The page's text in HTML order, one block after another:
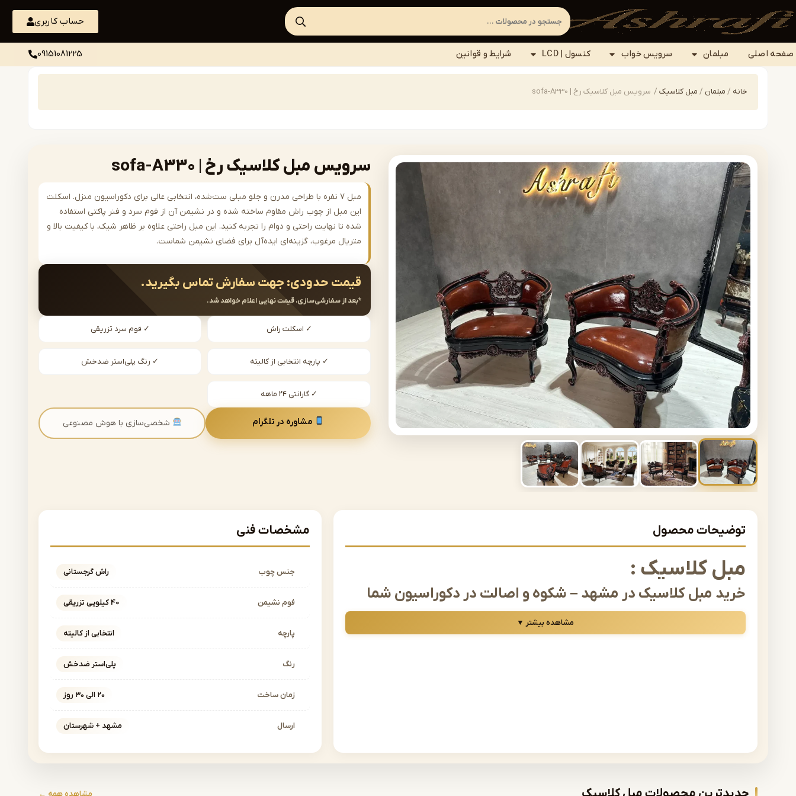
حساب کاربری
صفحه اصلی مبلمان سرویس خواب کنسول | LCD شرایط و قوانین 09151081225
خانه / مبلمان / مبل کلاسیک / سرویس مبل کلاسیک رخ | sofa-A330
سرویس مبل کلاسیک رخ | sofa-A330
مبل ۷ نفره با طراحی مدرن و جلو مبلی ست‌شده، انتخابی عالی برای دکوراسیون منزل. اسکلت
این مبل از چوب راش مقاوم ساخته شده و در نشیمن آن از فوم سرد و فنر پاکتی استفاده
شده تا نهایت راحتی و دوام را تجربه کنید. این مبل راحتی علاوه بر ظاهر شیک، با کیفیت بالا و
متریال مرغوب، گزینه‌ای ایده‌آل برای فضای نشیمن شماست.
قیمت حدودی: جهت سفارش تماس بگیرید.
*بعد از سفارشی‌سازی، قیمت نهایی اعلام خواهد شد.
✓ اسکلت راش ✓ فوم سرد تزریقی
✓ پارچه انتخابی از کالیته ✓ رنگ پلی‌استر ضدخش
✓ گارانتی ۲۴ ماهه
مشاوره در تلگرام شخصی‌سازی با هوش مصنوعی
توضیحات محصول
مبل کلاسیک :
خرید مبل کلاسیک در مشهد – شکوه و اصالت در دکوراسیون شما
وقتی صحبت از زیبایی، اصالت و طراحی چشم‌نواز در دکوراسیون منزل به میان می‌آید، بدون شک مبل کلاسیک جایگاه
ویژه‌ای دارد. این سبک با الهام از معماری و طراحی سنتی اروپایی، ترکیبی از هنر، ظرافت و شکوه را در فضای خانه ایجاد
ویژگی‌های برجسته مبل کلاسیک
مشاهده بیشتر ▼
مشخصات فنی
جنس چوب راش گرجستانی
فوم نشیمن 40 کیلویی تزریقی
پارچه انتخابی از کالیته
رنگ پلی‌استر ضدخش
زمان ساخت ۲۰ الی ۳۰ روز
ارسال مشهد + شهرستان
مشاهده همه ←